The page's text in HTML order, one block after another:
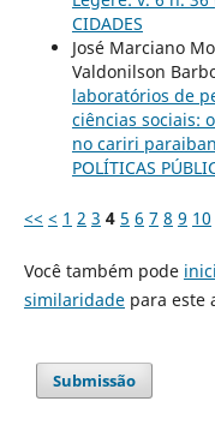
CIDADES
José Marciano
Valdonilson
laboratórios de
ciências sociais:
no cariri
POLÍTICAS
<< < 1 2 3 4 5 6 7 8 9 10
Você também pode
similaridadepara este
Submissão